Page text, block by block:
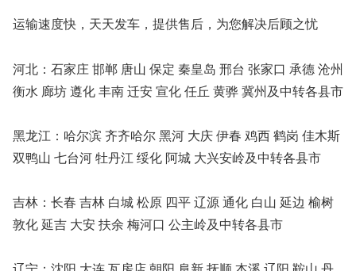
运输速度快，天天发车，提供售后，为您解决后顾之忧
河北：石家庄 邯郸 唐山 保定 秦皇岛 邢台 张家口 承德 沧州
衡水 廊坊 遵化 丰南 迁安 宣化 任丘 黄骅 冀州及中转各县市
黑龙江：哈尔滨 齐齐哈尔 黑河 大庆 伊春 鸡西 鹤岗 佳木斯
双鸭山 七台河 牡丹江 绥化 阿城 大兴安岭及中转各县市
吉林：长春 吉林 白城 松原 四平 辽源 通化 白山 延边 榆树
敦化 延吉 大安 扶余 梅河口 公主岭及中转各县市